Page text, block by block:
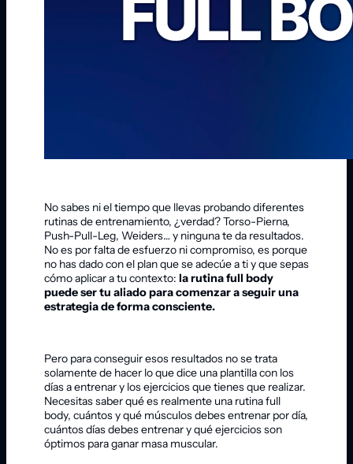
No sabes ni el tiempo que llevas probando diferentes
rutinas de entrenamiento, ¿verdad? Torso-Pierna,
Push-Pull-Leg, Weiders… y ninguna te da resultados.
No es por falta de esfuerzo ni compromiso, es porque
no has dado con el plan que se adecúe a ti y que sepas
cómo aplicar a tu contexto: la rutina full body
puede ser tu aliado para comenzar a seguir una
estrategia de forma consciente.
Pero para conseguir esos resultados no se trata
solamente de hacer lo que dice una plantilla con los
días a entrenar y los ejercicios que tienes que realizar.
Necesitas saber qué es realmente una rutina full
body, cuántos y qué músculos debes entrenar por día,
cuántos días debes entrenar y qué ejercicios son
óptimos para ganar masa muscular.